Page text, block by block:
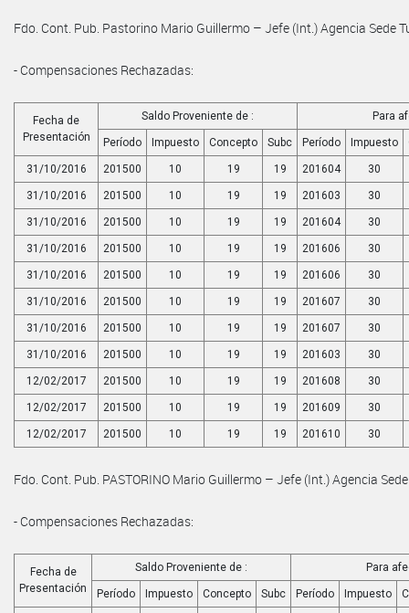
Fdo. Cont. Pub. Pastorino Mario Guillermo – Jefe (Int.) Agencia Sede
- Compensaciones Rechazadas:
Fecha de
Presentación
Saldo Proveniente de : Para
Período Impuesto Concepto Subc Período Impuesto
31/10/2016 201500 10 19 19 201604 30
31/10/2016 201500 10 19 19 201603 30
31/10/2016 201500 10 19 19 201604 30
31/10/2016 201500 10 19 19 201606 30
31/10/2016 201500 10 19 19 201606 30
31/10/2016 201500 10 19 19 201607 30
31/10/2016 201500 10 19 19 201607 30
31/10/2016 201500 10 19 19 201603 30
12/02/2017 201500 10 19 19 201608 30
12/02/2017 201500 10 19 19 201609 30
12/02/2017 201500 10 19 19 201610 30
Fdo. Cont. Pub. PASTORINO Mario Guillermo – Jefe (Int.) Agencia
- Compensaciones Rechazadas:
Fecha de
Presentación
Saldo Proveniente de : Para
Período Impuesto Concepto Subc Período Impuesto